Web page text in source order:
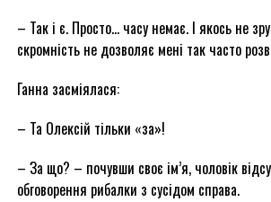
– Так і є. Просто… часу немає. І якось не
скромність не дозволяє мені так часто
Ганна засміялася:
– Та Олексій тільки «за»!
– За що? – почувши своє ім’я, чоловік
обговорення рибалки з сусідом справа.